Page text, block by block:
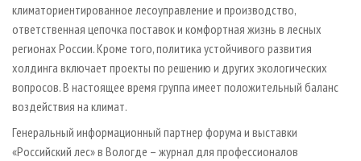
климаториентированное лесоуправление и производство,
ответственная цепочка поставок и комфортная жизнь в лесных
регионах России. Кроме того, политика устойчивого развития
холдинга включает проекты по решению и других экологических
вопросов. В настоящее время группа имеет положительный баланс
воздействия на климат.
Генеральный информационный партнер форума и выставки
«Российский лес» в Вологде – журнал для профессионалов